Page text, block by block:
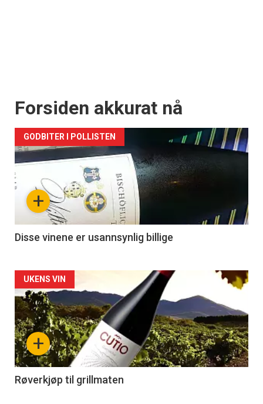
Forsiden akkurat nå
+
GODBITER I POLLISTEN
Disse vinene er usannsynlig billige
Forsiden
akkurat
nå
-
2
+
UKENS VIN
Røverkjøp til grillmaten